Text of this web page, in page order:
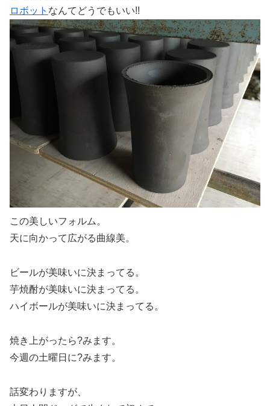
ロボット なんてどうでもいい!!
この美しいフォルム。
天に向かって広がる曲線美。
ビールが美味いに決まってる。
芋焼酎が美味いに決まってる。
ハイボールが美味いに決まってる。
焼き上がったら?みます。
今週の土曜日に?みます。
話変わりますが、